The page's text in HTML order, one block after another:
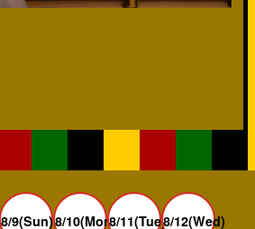
8/9(Sun)8/10(Mon)8/11(Tue)8/12(Wed)